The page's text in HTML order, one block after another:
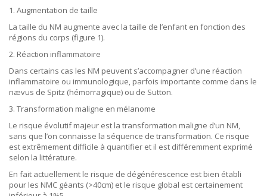
1. Augmentation de taille
La taille du NM augmente avec la taille de l’enfant en fonction des
régions du corps (figure 1).
2. Réaction inflammatoire
Dans certains cas les NM peuvent s’accompagner d’une réaction
inflammatoire ou immunologique, parfois importante comme dans le
nævus de Spitz (hémorragique) ou de Sutton.
3. Transformation maligne en mélanome
Le risque évolutif majeur est la transformation maligne d’un NM,
sans que l’on connaisse la séquence de transformation. Ce risque
est extrêmement difficile à quantifier et il est différemment exprimé
selon la littérature.
En fait actuellement le risque de dégénérescence est bien établi
pour les NMC géants (>40cm) et le risque global est certainement